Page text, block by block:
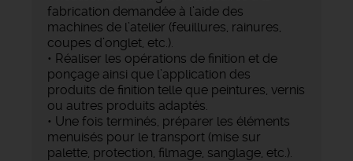
fabrication demandée à l’aide des
machines de l’atelier (feuillures, rainures,
coupes d’onglet, etc.).
• Réaliser les opérations de finition et de
ponçage ainsi que l’application des
produits de finition telle que peintures, vernis
ou autres produits adaptés.
• Une fois terminés, préparer les éléments
menuisés pour le transport (mise sur
palette, protection, filmage, sanglage, etc.).